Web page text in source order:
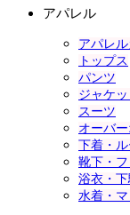
アパレル
アパレ
トップス
パンツ
ジャケ
スーツ
オーバ
下着・
靴下・
浴衣・下
水着・